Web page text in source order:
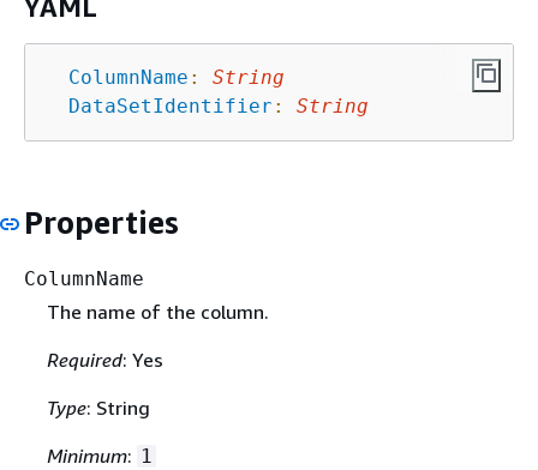
YAML
ColumnName :
String
DataSetIdentifier : String
Properties
ColumnName
The name of the column.
Required: Yes
Type: String
Minimum: 1